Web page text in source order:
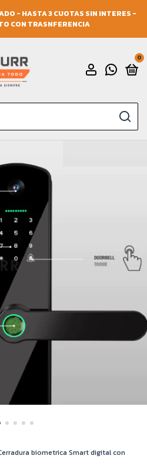
- HASTA 3 CUOTAS SIN INTERES -
CON TRASNFERENCIA
0
biometrica Smart digital con